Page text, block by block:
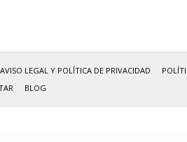
AVISO LEGAL Y POLÍTICA DE PRIVACIDAD
BLOG